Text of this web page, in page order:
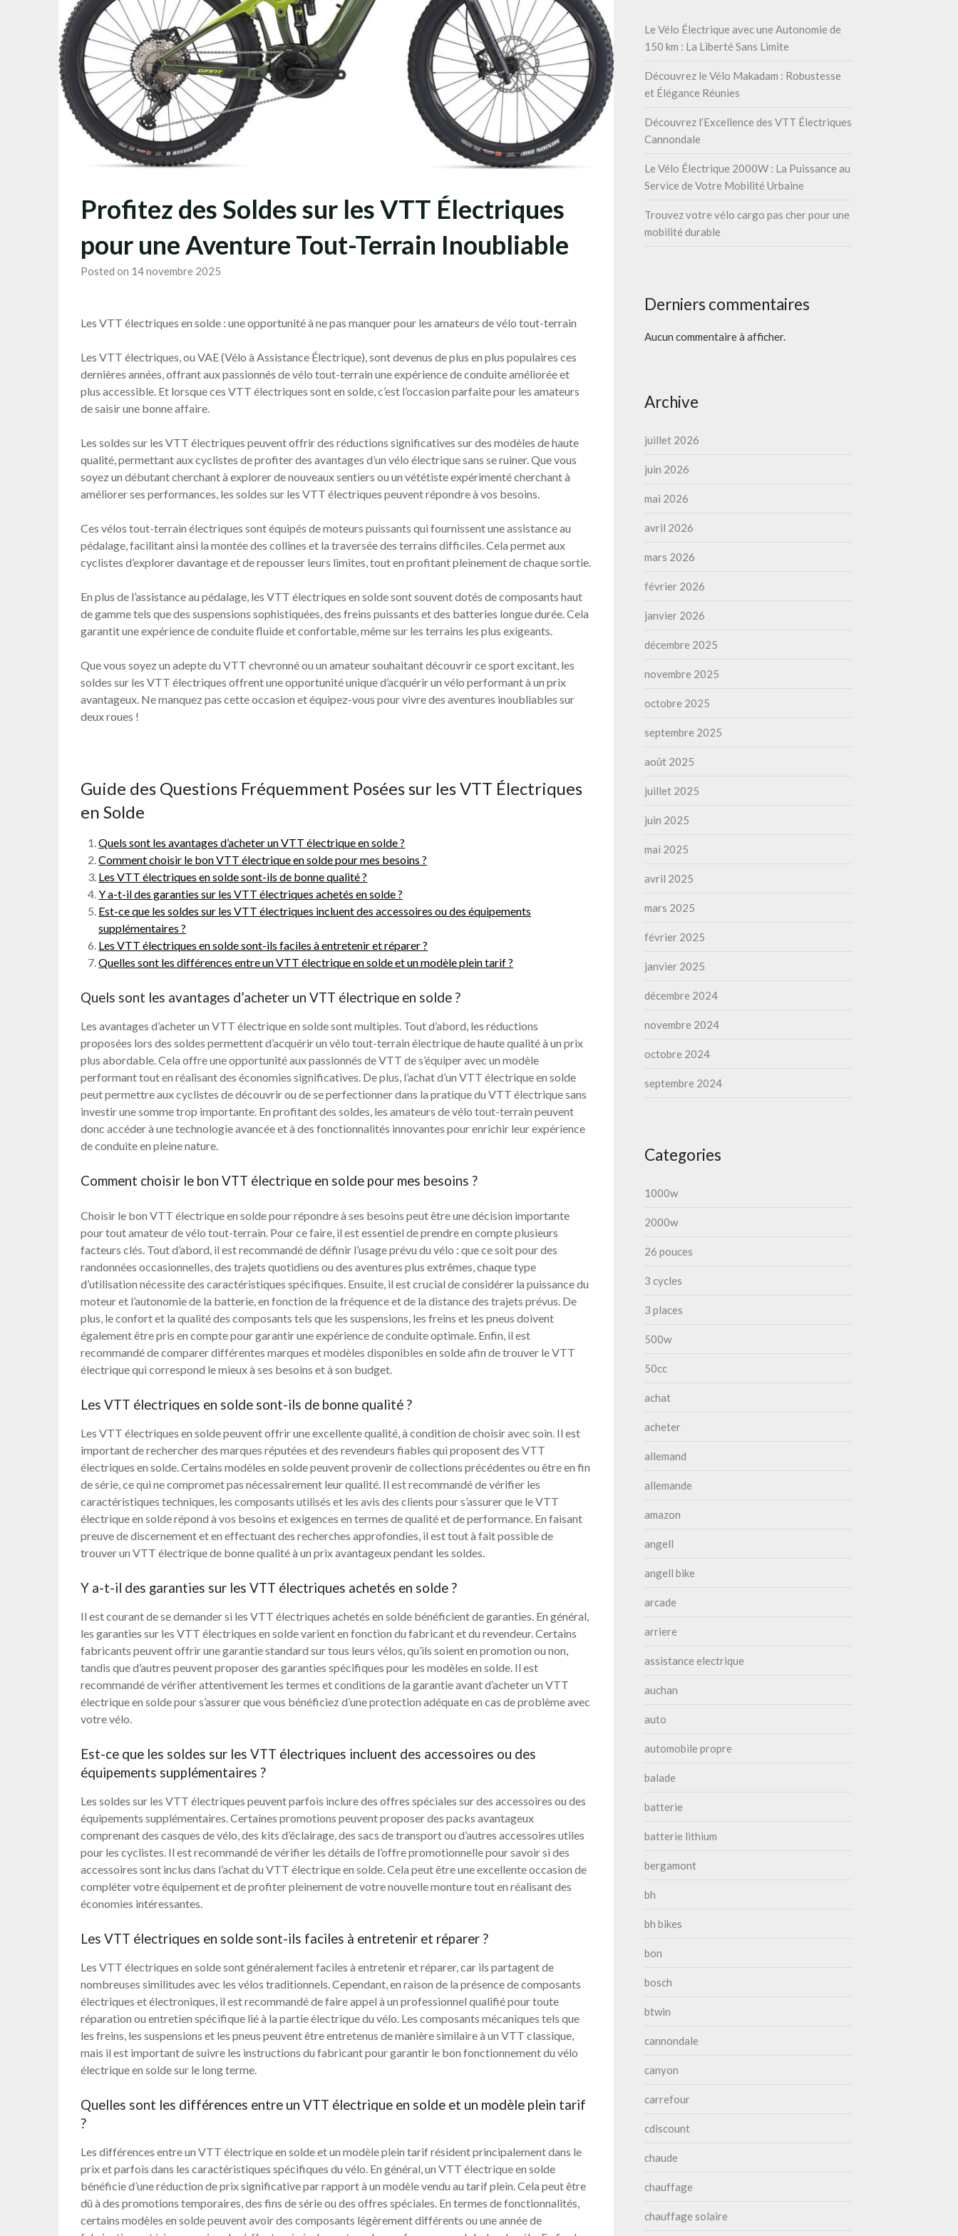
Profitez des Soldes sur les VTT Électriques
pour une Aventure Tout-Terrain Inoubliable
Posted on 14 novembre 2025
Les VTT électriques en solde : une opportunité à ne pas manquer pour les amateurs de vélo tout-terrain
Les VTT électriques, ou VAE (Vélo à Assistance Électrique), sont devenus de plus en plus populaires ces
dernières années, offrant aux passionnés de vélo tout-terrain une expérience de conduite améliorée et
plus accessible. Et lorsque ces VTT électriques sont en solde, c’est l’occasion parfaite pour les amateurs
de saisir une bonne affaire.
Les soldes sur les VTT électriques peuvent offrir des réductions significatives sur des modèles de haute
qualité, permettant aux cyclistes de profiter des avantages d’un vélo électrique sans se ruiner. Que vous
soyez un débutant cherchant à explorer de nouveaux sentiers ou un vététiste expérimenté cherchant à
améliorer ses performances, les soldes sur les VTT électriques peuvent répondre à vos besoins.
Ces vélos tout-terrain électriques sont équipés de moteurs puissants qui fournissent une assistance au
pédalage, facilitant ainsi la montée des collines et la traversée des terrains difficiles. Cela permet aux
cyclistes d’explorer davantage et de repousser leurs limites, tout en profitant pleinement de chaque sortie.
En plus de l’assistance au pédalage, les VTT électriques en solde sont souvent dotés de composants haut
de gamme tels que des suspensions sophistiquées, des freins puissants et des batteries longue durée. Cela
garantit une expérience de conduite fluide et confortable, même sur les terrains les plus exigeants.
Que vous soyez un adepte du VTT chevronné ou un amateur souhaitant découvrir ce sport excitant, les
soldes sur les VTT électriques offrent une opportunité unique d’acquérir un vélo performant à un prix
avantageux. Ne manquez pas cette occasion et équipez-vous pour vivre des aventures inoubliables sur
deux roues !
Guide des Questions Fréquemment Posées sur les VTT Électriques
en Solde
Quels sont les avantages d’acheter un VTT électrique en solde ?
Comment choisir le bon VTT électrique en solde pour mes besoins ?
Les VTT électriques en solde sont-ils de bonne qualité ?
Y a-t-il des garanties sur les VTT électriques achetés en solde ?
Est-ce que les soldes sur les VTT électriques incluent des accessoires ou des équipements
supplémentaires ?
Les VTT électriques en solde sont-ils faciles à entretenir et réparer ?
Quelles sont les différences entre un VTT électrique en solde et un modèle plein tarif ?
Quels sont les avantages d’acheter un VTT électrique en solde ?
Les avantages d’acheter un VTT électrique en solde sont multiples. Tout d’abord, les réductions
proposées lors des soldes permettent d’acquérir un vélo tout-terrain électrique de haute qualité à un prix
plus abordable. Cela offre une opportunité aux passionnés de VTT de s’équiper avec un modèle
performant tout en réalisant des économies significatives. De plus, l’achat d’un VTT électrique en solde
peut permettre aux cyclistes de découvrir ou de se perfectionner dans la pratique du VTT électrique sans
investir une somme trop importante. En profitant des soldes, les amateurs de vélo tout-terrain peuvent
donc accéder à une technologie avancée et à des fonctionnalités innovantes pour enrichir leur expérience
de conduite en pleine nature.
Comment choisir le bon VTT électrique en solde pour mes besoins ?
Choisir le bon VTT électrique en solde pour répondre à ses besoins peut être une décision importante
pour tout amateur de vélo tout-terrain. Pour ce faire, il est essentiel de prendre en compte plusieurs
facteurs clés. Tout d’abord, il est recommandé de définir l’usage prévu du vélo : que ce soit pour des
randonnées occasionnelles, des trajets quotidiens ou des aventures plus extrêmes, chaque type
d’utilisation nécessite des caractéristiques spécifiques. Ensuite, il est crucial de considérer la puissance du
moteur et l’autonomie de la batterie, en fonction de la fréquence et de la distance des trajets prévus. De
plus, le confort et la qualité des composants tels que les suspensions, les freins et les pneus doivent
également être pris en compte pour garantir une expérience de conduite optimale. Enfin, il est
recommandé de comparer différentes marques et modèles disponibles en solde afin de trouver le VTT
électrique qui correspond le mieux à ses besoins et à son budget.
Les VTT électriques en solde sont-ils de bonne qualité ?
Les VTT électriques en solde peuvent offrir une excellente qualité, à condition de choisir avec soin. Il est
important de rechercher des marques réputées et des revendeurs fiables qui proposent des VTT
électriques en solde. Certains modèles en solde peuvent provenir de collections précédentes ou être en fin
de série, ce qui ne compromet pas nécessairement leur qualité. Il est recommandé de vérifier les
caractéristiques techniques, les composants utilisés et les avis des clients pour s’assurer que le VTT
électrique en solde répond à vos besoins et exigences en termes de qualité et de performance. En faisant
preuve de discernement et en effectuant des recherches approfondies, il est tout à fait possible de
trouver un VTT électrique de bonne qualité à un prix avantageux pendant les soldes.
Y a-t-il des garanties sur les VTT électriques achetés en solde ?
Il est courant de se demander si les VTT électriques achetés en solde bénéficient de garanties. En général,
les garanties sur les VTT électriques en solde varient en fonction du fabricant et du revendeur. Certains
fabricants peuvent offrir une garantie standard sur tous leurs vélos, qu’ils soient en promotion ou non,
tandis que d’autres peuvent proposer des garanties spécifiques pour les modèles en solde. Il est
recommandé de vérifier attentivement les termes et conditions de la garantie avant d’acheter un VTT
électrique en solde pour s’assurer que vous bénéficiez d’une protection adéquate en cas de problème avec
votre vélo.
Est-ce que les soldes sur les VTT électriques incluent des accessoires ou des
équipements supplémentaires ?
Les soldes sur les VTT électriques peuvent parfois inclure des offres spéciales sur des accessoires ou des
équipements supplémentaires. Certaines promotions peuvent proposer des packs avantageux
comprenant des casques de vélo, des kits d’éclairage, des sacs de transport ou d’autres accessoires utiles
pour les cyclistes. Il est recommandé de vérifier les détails de l’offre promotionnelle pour savoir si des
accessoires sont inclus dans l’achat du VTT électrique en solde. Cela peut être une excellente occasion de
compléter votre équipement et de profiter pleinement de votre nouvelle monture tout en réalisant des
économies intéressantes.
Les VTT électriques en solde sont-ils faciles à entretenir et réparer ?
Les VTT électriques en solde sont généralement faciles à entretenir et réparer, car ils partagent de
nombreuses similitudes avec les vélos traditionnels. Cependant, en raison de la présence de composants
électriques et électroniques, il est recommandé de faire appel à un professionnel qualifié pour toute
réparation ou entretien spécifique lié à la partie électrique du vélo. Les composants mécaniques tels que
les freins, les suspensions et les pneus peuvent être entretenus de manière similaire à un VTT classique,
mais il est important de suivre les instructions du fabricant pour garantir le bon fonctionnement du vélo
électrique en solde sur le long terme.
Quelles sont les différences entre un VTT électrique en solde et un modèle plein tarif
?
Les différences entre un VTT électrique en solde et un modèle plein tarif résident principalement dans le
prix et parfois dans les caractéristiques spécifiques du vélo. En général, un VTT électrique en solde
bénéficie d’une réduction de prix significative par rapport à un modèle vendu au tarif plein. Cela peut être
dû à des promotions temporaires, des fins de série ou des offres spéciales. En termes de fonctionnalités,
certains modèles en solde peuvent avoir des composants légèrement différents ou une année de
Le Vélo Électrique avec une Autonomie de
150 km : La Liberté Sans Limite
Découvrez le Vélo Makadam : Robustesse
et Élégance Réunies
Découvrez l’Excellence des VTT Électriques
Cannondale
Le Vélo Électrique 2000W : La Puissance au
Service de Votre Mobilité Urbaine
Trouvez votre vélo cargo pas cher pour une
mobilité durable
Derniers commentaires
Aucun commentaire à afficher.
Archive
juillet 2026
juin 2026
mai 2026
avril 2026
mars 2026
février 2026
janvier 2026
décembre 2025
novembre 2025
octobre 2025
septembre 2025
août 2025
juillet 2025
juin 2025
mai 2025
avril 2025
mars 2025
février 2025
janvier 2025
décembre 2024
novembre 2024
octobre 2024
septembre 2024
Categories
1000w
2000w
26 pouces
3 cycles
3 places
500w
50cc
achat
acheter
allemand
allemande
amazon
angell
angell bike
arcade
arriere
assistance electrique
auchan
auto
automobile propre
balade
batterie
batterie lithium
bergamont
bh
bh bikes
bon
bosch
btwin
cannondale
canyon
carrefour
cdiscount
chaude
chauffage
chauffage solaire